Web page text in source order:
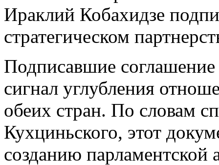
Ираклий Кобахидзе
стратегическом
Подписавшие соглашение
сигнал углубления
обеих стран. По словам
Кухциньского, этот
созданию